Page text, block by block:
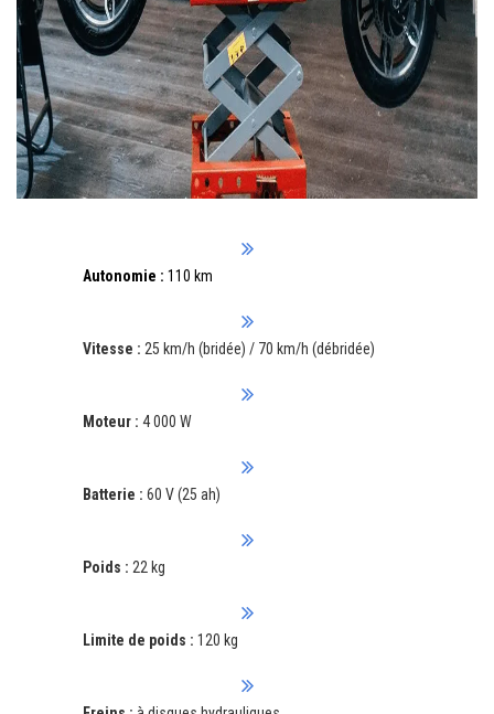
Autonomie : 110 km
Vitesse : 25 km/h (bridée) / 70 km/h (débridée)
Moteur : 4 000 W
Batterie : 60 V (25 ah)
Poids : 22 kg
Limite de poids : 120 kg